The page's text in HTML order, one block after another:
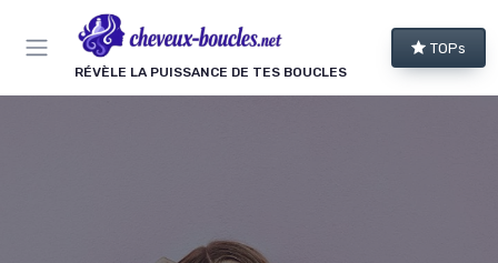
RÉVÈLE LA PUISSANCE DE TES BOUCLES
TOPs
Panneau de gestion des cookies